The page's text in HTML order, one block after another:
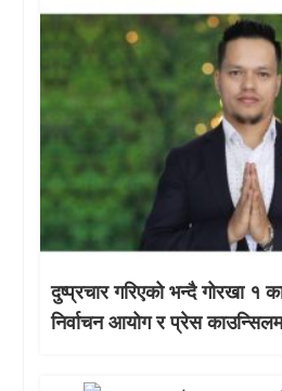
दुष्प्रचार गरिएको भन्दै गोरखा १
निर्वाचन आयोग र प्रेस